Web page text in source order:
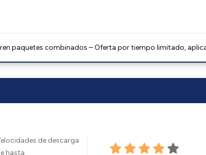
paquetes combinados – Oferta por tiempo limitado,
de descarga
hasta